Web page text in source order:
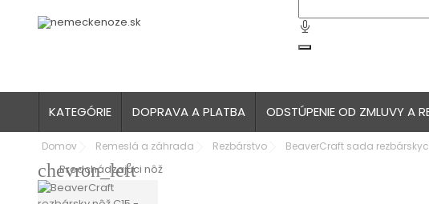
KATEGÓRIE DOPRAVA A PLATBA ODSTÚPENIE OD ZMLUVY A
Domov Remeslá a záhrada Rezbárstvo BeaverCraft sada
chevron_left
Predchádzajúci nôž